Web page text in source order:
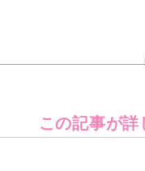
この記事が詳